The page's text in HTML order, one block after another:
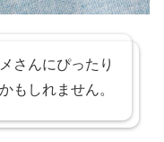
さんにぴったり
もしれません。